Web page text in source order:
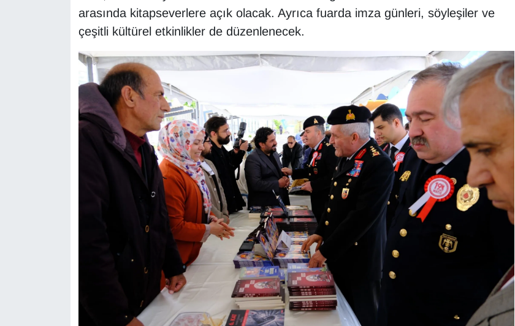
arasında kitapseverlere açık olacak. Ayrıca fuarda imza günleri, söyleşiler ve
çeşitli kültürel etkinlikler de düzenlenecek.